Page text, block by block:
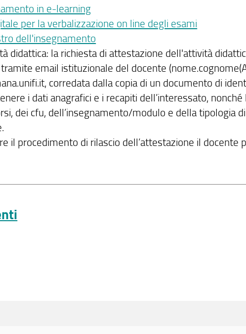
in e-learning
per la verbalizzazione on line degli esami
dell'insegnamento
didattica: la richiesta di attestazione dell'attività
email istituzionale del docente
corredata dalla copia di un documento di
i dati anagrafici e i recapiti dell’interessato, nonché
dei cfu, dell’insegnamento/modulo e della tipologia
il procedimento di rilascio dell’attestazione il docente